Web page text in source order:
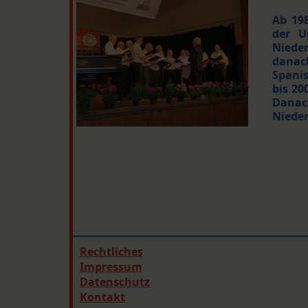
Ab
der
bis
Rechtliches
Impressum
Datenschutz
Kontakt